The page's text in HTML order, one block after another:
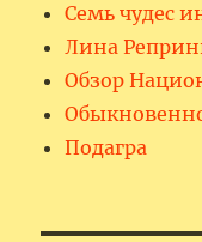
Семь чудес
Лина
Обзор
Подагра